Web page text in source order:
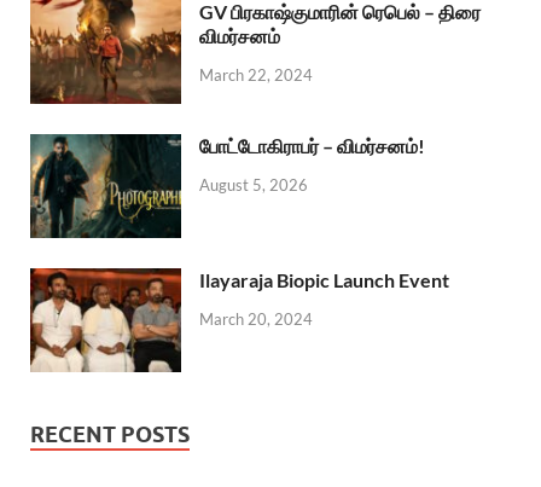
GV பிரகாஷ்குமாரின் ரெபெல் – திரை
விமர்சனம்
March 22, 2024
போட்டோகிராபர் – விமர்சனம்!
August 5, 2026
Ilayaraja Biopic Launch Event
March 20, 2024
RECENT POSTS